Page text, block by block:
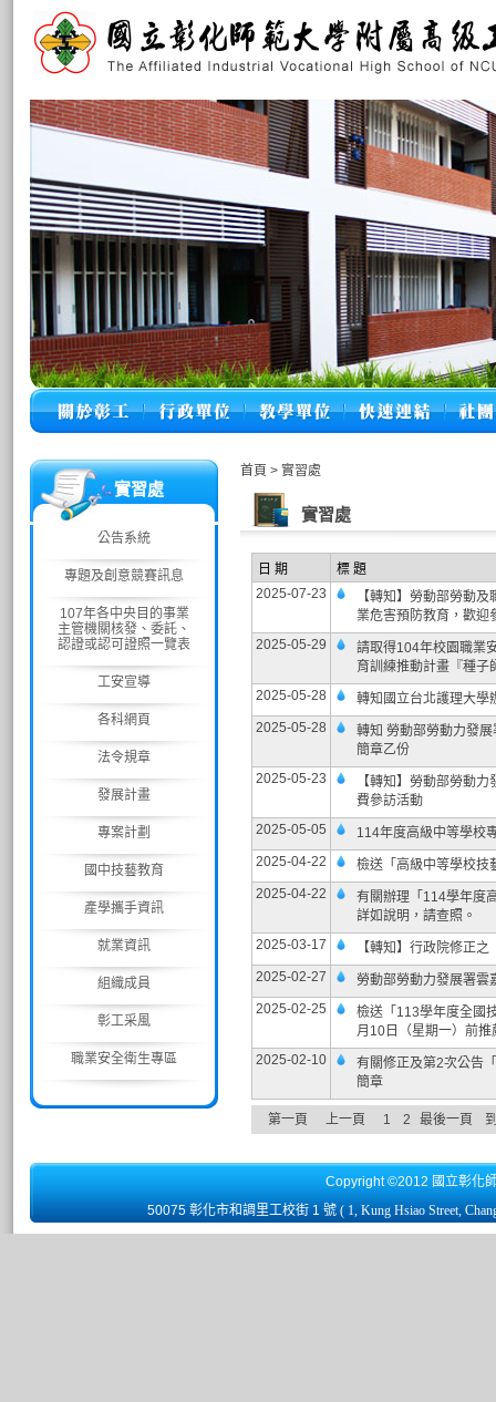
實習處
公告系統
專題及創意競賽訊息
107年各中央目的事業
主管機關核發、委託、
認證或認可證照一覽表
工安宣導
各科網頁
法令規章
發展計畫
專案計劃
國中技藝教育
產學攜手資訊
就業資訊
組織成員
彰工采風
職業安全衛生專區
首頁 > 實習處
實習處
日 期
標 題
2025-07-23
【轉知】勞動部勞動
業危害預防教育，歡迎
2025-05-29
請取得104年校園職業
育訓練推動計畫『種子
2025-05-28
轉知國立台北護理大學
2025-05-28
轉知 勞動部勞動力發
簡章乙份
2025-05-23
【轉知】勞動部勞動
費參訪活動
2025-05-05
114年度高級中等學校
2025-04-22
檢送「高級中等學校技
2025-04-22
有關辦理「114學年度
詳如說明，請查照。
2025-03-17
【轉知】行政院修正
2025-02-27
勞動部勞動力發展署雲
2025-02-25
檢送「113學年度全國
月10日（星期一）前
2025-02-10
有關修正及第2次公告
簡章
第一頁 上一頁 1 2 最後一頁
Copyright ©2012 國立彰化
50075 彰化市和調里工校街 1 號 ( 1, Kung Hsiao Street,